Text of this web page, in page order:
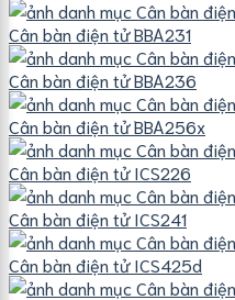
Cân bàn điện tử BBA231
Cân bàn điện tử BBA236
Cân bàn điện tử BBA256x
Cân bàn điện tử ICS226
Cân bàn điện tử ICS241
Cân bàn điện tử ICS425d